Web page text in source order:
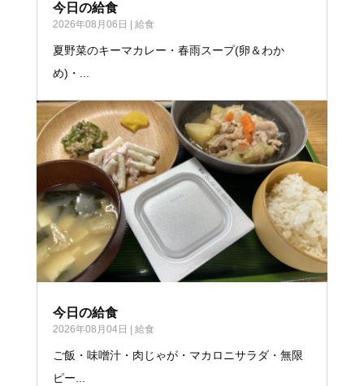
今日の給食
2026年08月06日 給食
夏野菜のキーマカレー・春雨スープ(卵＆わか
め)・...
今日の給食
2026年08月04日 給食
ご飯・味噌汁・肉じゃが・マカロニサラダ・無限
ピー...